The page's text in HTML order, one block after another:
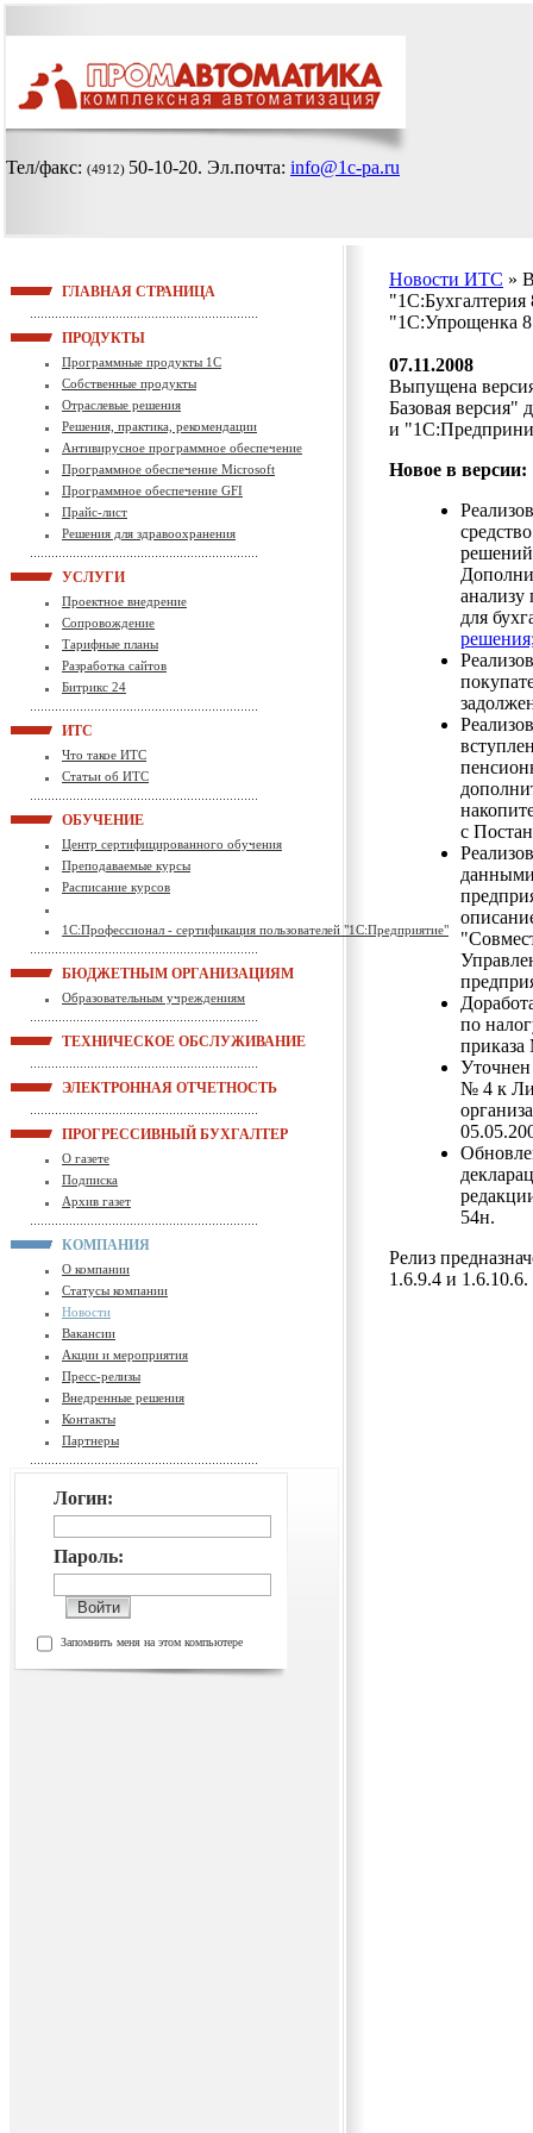
Тел/факс: (4912) 50-10-20. Эл.почта: info@1c-pa.ru
ГЛАВНАЯ СТРАНИЦА
ПРОДУКТЫ
Программные продукты 1С
Собственные продукты
Отраслевые решения
Решения, практика, рекомендации
Антивирусное программное обеспечение
Программное обеспечение Microsoft
Программное обеспечение GFI
Прайс-лист
Решения для здравоохранения
УСЛУГИ
Проектное внедрение
Сопровождение
Тарифные планы
Разработка сайтов
Битрикс 24
ИТС
Что такое ИТС
Статьи об ИТС
ОБУЧЕНИЕ
Центр сертифицированного обучения
Преподаваемые курсы
Расписание курсов
1С:Профессионал - сертификация пользователей "1С:Предприятие"
БЮДЖЕТНЫМ ОРГАНИЗАЦИЯМ
Образовательным учреждениям
ТЕХНИЧЕСКОЕ ОБСЛУЖИВАНИЕ
ЭЛЕКТРОННАЯ ОТЧЕТНОСТЬ
ПРОГРЕССИВНЫЙ БУХГАЛТЕР
О газете
Подписка
Архив газет
КОМПАНИЯ
О компании
Статусы компании
Новости
Вакансии
Акции и мероприятия
Пресс-релизы
Внедренные решения
Контакты
Партнеры
Логин:
Пароль:
Запомнить меня на этом компьютере
Новости ИТС »
"1С:Бухгалтерия
"1С:Упрощенка
07.11.2008
Выпущена
Базовая версия"
и
Новое в версии:
решений
анализу
для
с
по
№ 4 к
54н.
Релиз
1.6.9.4 и 1.6.10.6.